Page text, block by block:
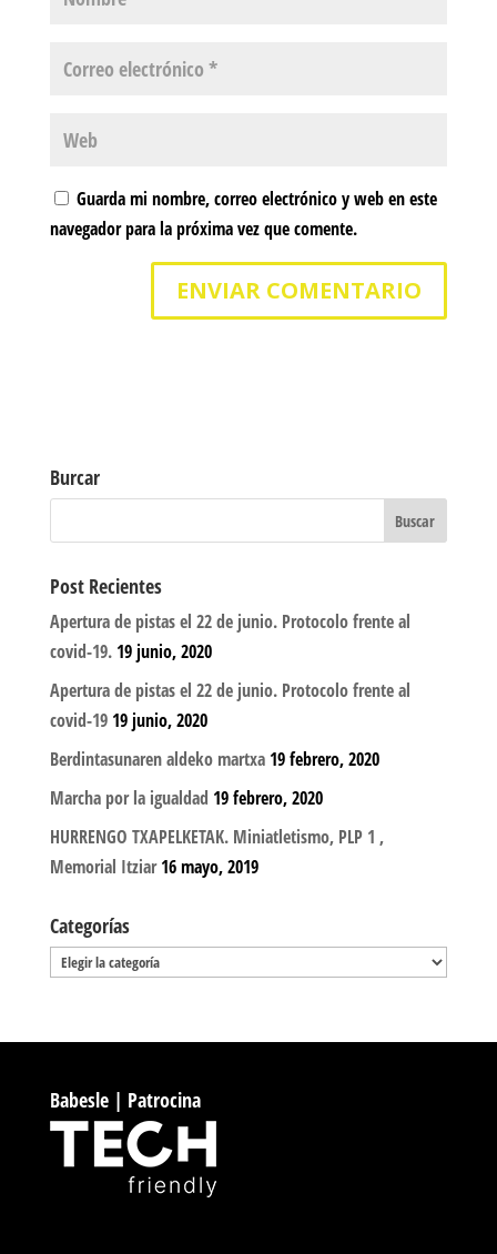
Guarda mi nombre, correo electrónico y web en este
navegador para la próxima vez que comente.
Burcar
Post Recientes
Apertura de pistas el 22 de junio. Protocolo frente al
covid-19. 19 junio, 2020
Apertura de pistas el 22 de junio. Protocolo frente al
covid-19 19 junio, 2020
Berdintasunaren aldeko martxa 19 febrero, 2020
Marcha por la igualdad 19 febrero, 2020
HURRENGO TXAPELKETAK. Miniatletismo, PLP 1 ,
Memorial Itziar 16 mayo, 2019
Categorías
Categorías
Babesle | Patrocina